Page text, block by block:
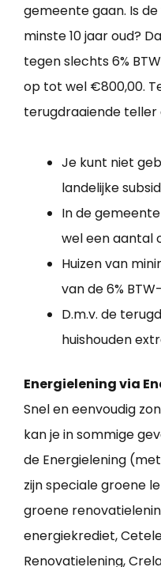
gemeente gaan. Is
minste 10 jaar oud?
tegen slechts 6%
op tot wel €800,00.
terugdraaiende teller
Je kunt niet
landelijke
In de
wel een aantal
Huizen van
van de 6%
D.m.v. de
huishouden
Energielening via
Snel en eenvoudig
kan je in sommige
de Energielening
zijn speciale groene
groene
energiekrediet,
Renovatielening,